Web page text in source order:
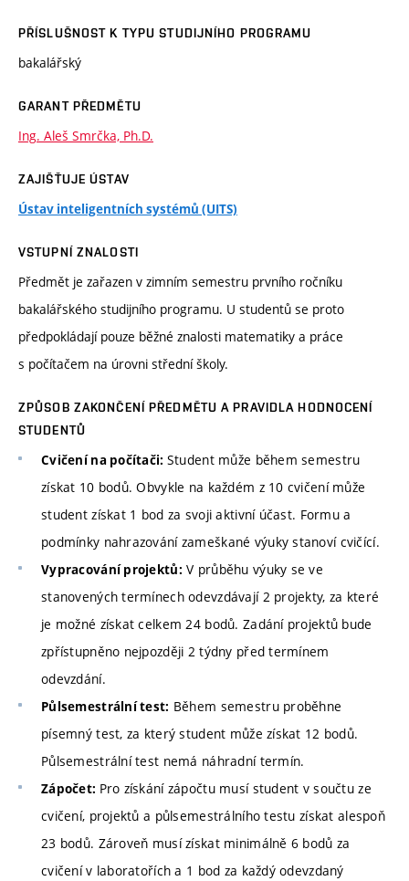
PŘÍSLUŠNOST K TYPU STUDIJNÍHO PROGRAMU
bakalářský
GARANT PŘEDMĚTU
Ing. Aleš Smrčka, Ph.D.
ZAJIŠŤUJE ÚSTAV
Ústav inteligentních systémů (UITS)
VSTUPNÍ ZNALOSTI
Předmět je zařazen v zimním semestru prvního ročníku
bakalářského studijního programu. U studentů se proto
předpokládají pouze běžné znalosti matematiky a práce
s počítačem na úrovni střední školy.
ZPŮSOB ZAKONČENÍ PŘEDMĚTU A PRAVIDLA HODNOCENÍ
STUDENTŮ
Cvičení na počítači: Student může během semestru
získat 10 bodů. Obvykle na každém z 10 cvičení může
student získat 1 bod za svoji aktivní účast. Formu a
podmínky nahrazování zameškané výuky stanoví cvičící.
Vypracování projektů: V průběhu výuky se ve
stanovených termínech odevzdávají 2 projekty, za které
je možné získat celkem 24 bodů. Zadání projektů bude
zpřístupněno nejpozději 2 týdny před termínem
odevzdání.
Půlsemestrální test: Během semestru proběhne
písemný test, za který student může získat 12 bodů.
Půlsemestrální test nemá náhradní termín.
Zápočet: Pro získání zápočtu musí student v součtu ze
cvičení, projektů a půlsemestrálního testu získat alespoň
23 bodů. Zároveň musí získat minimálně 6 bodů za
cvičení v laboratořích a 1 bod za každý odevzdaný